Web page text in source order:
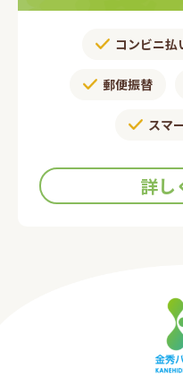
コンビニ払
郵便振替​
スマ
詳し